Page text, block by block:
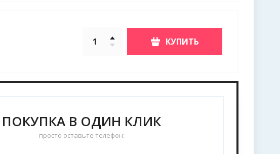
КУПИТЬ
ПОКУПКА В ОДИН КЛИК
просто оставьте телефон: